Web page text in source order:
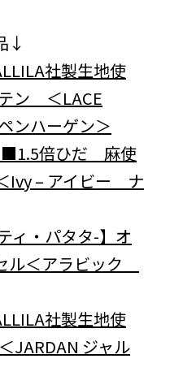
↓
社製生地使
ン ＜LACE
ンハーゲン＞
■1.5倍ひだ 麻使
Ivy – アイビー ナ
ィ・パタタ-】オ
ル＜アラビック
社製生地使
ジャル